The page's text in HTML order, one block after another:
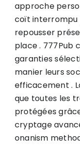
approche
coït interrompu
repousser
place . 777Pub
garanties
manier leurs
efficacement .
que toutes les
protégées
cryptage
onanism